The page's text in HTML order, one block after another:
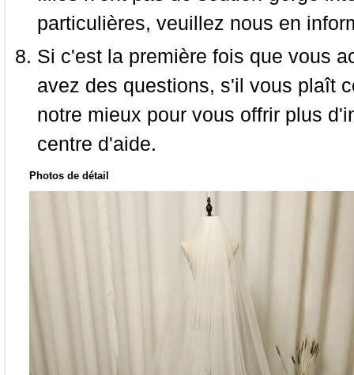
particulières, veuillez nous en
Si c'est la première fois que vous
avez des questions, s'il vous plaît
notre mieux pour vous offrir plus
centre d'aide.
Photos de détail